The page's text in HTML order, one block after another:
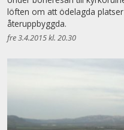
löften om att ödelagda
återuppbyggda.
fre 3.4.2015 kl. 20.30